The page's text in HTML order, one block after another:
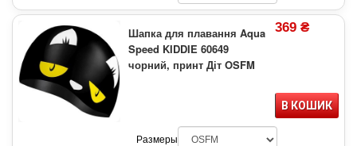
Шапка для плавання Aqua
Speed KIDDIE 60649
чорний, принт Діт OSFM
369 ₴
В КОШИК
Размеры